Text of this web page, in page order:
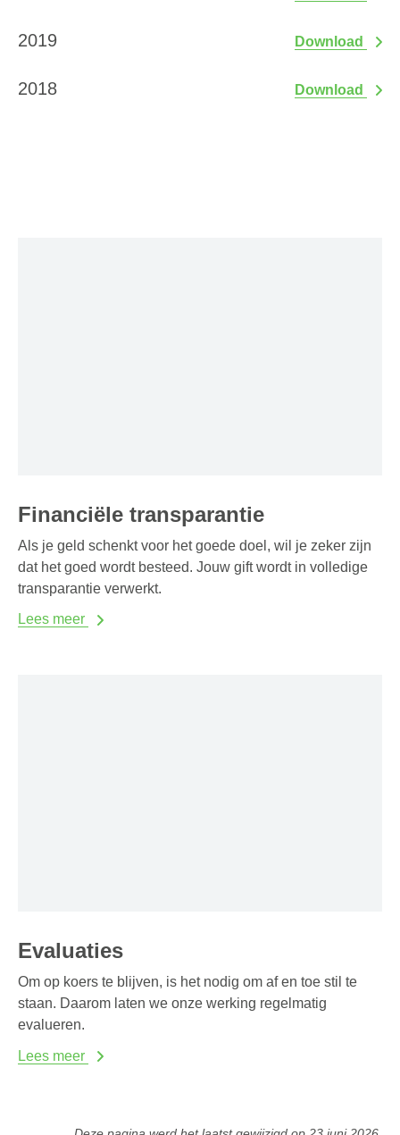
2019 Download
2018 Download
Financiële transparantie
Als je geld schenkt voor het goede doel, wil je zeker zijn
dat het goed wordt besteed. Jouw gift wordt in volledige
transparantie verwerkt.
Lees meer
Evaluaties
Om op koers te blijven, is het nodig om af en toe stil te
staan. Daarom laten we onze werking regelmatig
evalueren.
Lees meer